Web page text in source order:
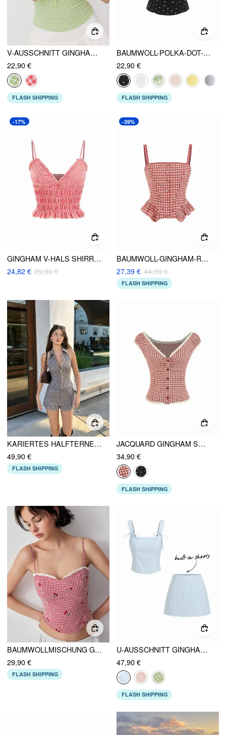
V-AUSSCHNITT GINGHAM SCHLEIFE TANK TOP
22,90 €
FLASH SHIPPING
BAUMWOLL-POLKA-DOT-HALTERNECK-RAFFUNG-BINDEBAND-OBERTEIL
22,90 €
FLASH SHIPPING
-17%
GINGHAM V-HALS SHIRRED RUFFLED CAMI OBERTEIL
24,82 € 29,90 €
-39%
BAUMWOLL-GINGHAM-RUSCHE-PEPLUM-CROP-CAMI-TOP
27,39 € 44,90 €
FLASH SHIPPING
KARIERTES HALFTERNECK ROMPER MIT KNOPFVERZIERUNG
49,90 €
FLASH SHIPPING
JACQUARD GINGHAM SWEETHEART RAGLAN ÄRMEL RUCHEDUNG TOP
34,90 €
FLASH SHIPPING
BAUMWOLLMISCHUNG GINGHAM KIRSCH-STICKEREI HERZ-AUSSCHNITT SPITZENBESATZ CAMI BLUSE
29,90 €
FLASH SHIPPING
U-AUSSCHNITT GINGHAM SCHLEIFCHEN CROP TANK TOP & LOW RISE MINI ROCK SET
47,90 €
FLASH SHIPPING